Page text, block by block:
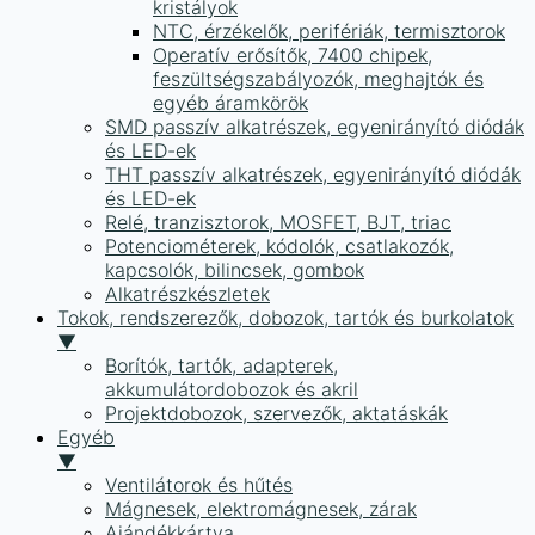
kristályok
NTC, érzékelők, perifériák, termisztorok
Operatív erősítők, 7400 chipek,
feszültségszabályozók, meghajtók és
egyéb áramkörök
SMD passzív alkatrészek, egyenirányító diódák
és LED-ek
THT passzív alkatrészek, egyenirányító diódák
és LED-ek
Relé, tranzisztorok, MOSFET, BJT, triac
Potenciométerek, kódolók, csatlakozók,
kapcsolók, bilincsek, gombok
Alkatrészkészletek
Tokok, rendszerezők, dobozok, tartók és burkolatok
▼
Borítók, tartók, adapterek,
akkumulátordobozok és akril
Projektdobozok, szervezők, aktatáskák
Egyéb
▼
Ventilátorok és hűtés
Mágnesek, elektromágnesek, zárak